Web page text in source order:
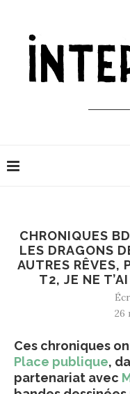
CHRONIQUES
LES DRAGONS
AUTRES RÊVES,
T2, JE NE
26
Ces chroniques
Place publique,
partenariat avec